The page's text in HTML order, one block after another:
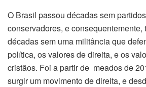
O Brasil passou décadas sem
conservadores, e consequentemente,
décadas sem uma militância que
política, os valores de direita, e os
cristãos. Foi a partir de meados de
surgir um movimento de direita, e